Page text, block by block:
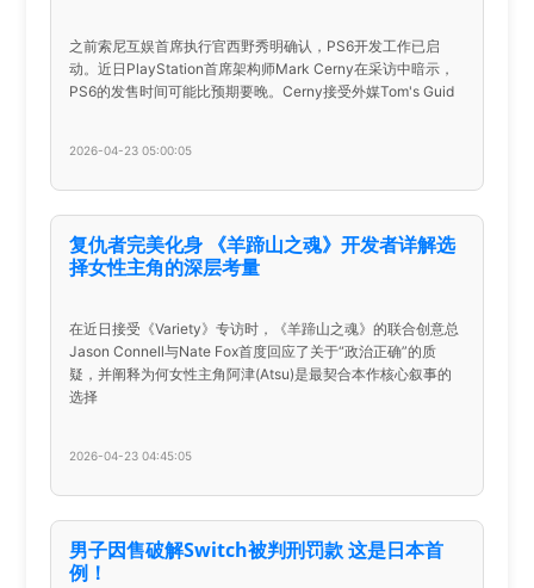
之前索尼互娱首席执行官西野秀明确认，PS6开发工作已启
动。近日PlayStation首席架构师Mark Cerny在采访中暗示，
PS6的发售时间可能比预期要晚。Cerny接受外媒Tom's Guid
2026-04-23 05:00:05
复仇者完美化身 《羊蹄山之魂》开发者详解选
择女性主角的深层考量
在近日接受《Variety》专访时，《羊蹄山之魂》的联合创意总
Jason Connell与Nate Fox首度回应了关于“政治正确”的质
疑，并阐释为何女性主角阿津(Atsu)是最契合本作核心叙事的
选择
2026-04-23 04:45:05
男子因售破解Switch被判刑罚款 这是日本首
例！